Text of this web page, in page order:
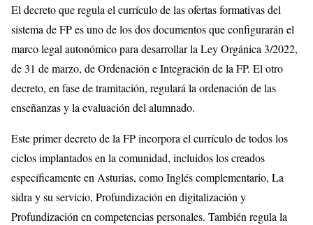
El decreto que regula el currículo de las ofertas formativas del
sistema de FP es uno de los dos documentos que configurarán el
marco legal autonómico para desarrollar la Ley Orgánica 3/2022,
de 31 de marzo, de Ordenación e Integración de la FP. El otro
decreto, en fase de tramitación, regulará la ordenación de las
enseñanzas y la evaluación del alumnado.
Este primer decreto de la FP incorpora el currículo de todos los
ciclos implantados en la comunidad, incluidos los creados
específicamente en Asturias, como Inglés complementario, La
sidra y su servicio, Profundización en digitalización y
Profundización en competencias personales. También regula la